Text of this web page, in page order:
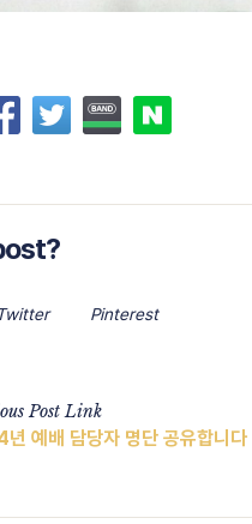
Twitter Pinterest
PostLink
예배 담당자 명단 공유합니다